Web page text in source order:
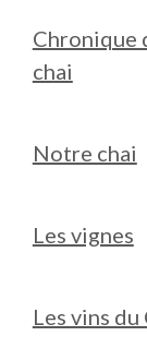
Chronique
chai
Notre chai
Les vignes
Les vins du